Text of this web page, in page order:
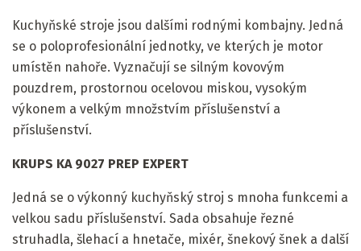
Kuchyňské stroje jsou dalšími rodnými kombajny. Jedná
se o poloprofesionální jednotky, ve kterých je motor
umístěn nahoře. Vyznačují se silným kovovým
pouzdrem, prostornou ocelovou miskou, vysokým
výkonem a velkým množstvím příslušenství a
příslušenství.
KRUPS KA 9027 PREP EXPERT
Jedná se o výkonný kuchyňský stroj s mnoha funkcemi a
velkou sadu příslušenství. Sada obsahuje řezné
struhadla, šlehací a hnetače, mixér, šnekový šnek a další